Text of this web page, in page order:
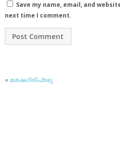
Save my name, email, and
next time I comment.
« ശേഷഗിരിപ്രഭു